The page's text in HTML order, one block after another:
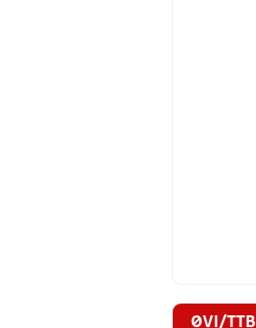
ØVI/TTB